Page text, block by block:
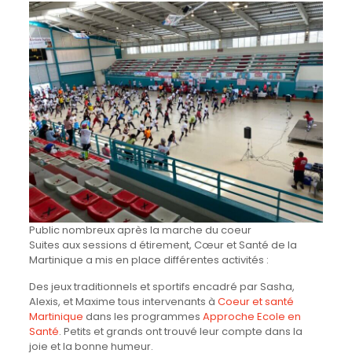
Public nombreux après la marche du coeur
Suites aux sessions d étirement, Cœur et Santé de la
Martinique a mis en place différentes activités :
Des jeux traditionnels et sportifs encadré par Sasha,
Alexis, et Maxime tous intervenants à Coeur et santé
Martinique dans les programmes Approche Ecole en
Santé. Petits et grands ont trouvé leur compte dans la
joie et la bonne humeur.